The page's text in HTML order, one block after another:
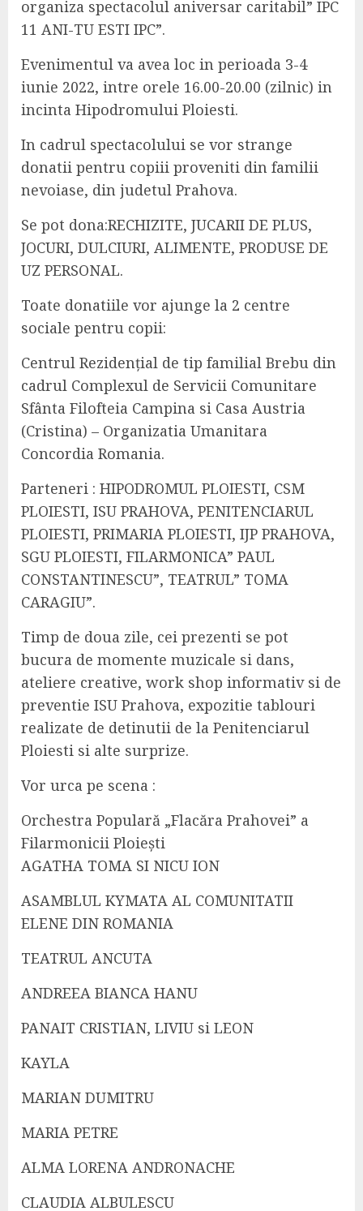
organiza spectacolul aniversar caritabil” IPC
11 ANI-TU ESTI IPC”.
Evenimentul va avea loc in perioada 3-4
iunie 2022, intre orele 16.00-20.00 (zilnic) in
incinta Hipodromului Ploiesti.
In cadrul spectacolului se vor strange
donatii pentru copiii proveniti din familii
nevoiase, din judetul Prahova.
Se pot dona:RECHIZITE, JUCARII DE PLUS,
JOCURI, DULCIURI, ALIMENTE, PRODUSE DE
UZ PERSONAL.
Toate donatiile vor ajunge la 2 centre
sociale pentru copii:
Centrul Rezidențial de tip familial Brebu din
cadrul Complexul de Servicii Comunitare
Sfânta Filofteia Campina si Casa Austria
(Cristina) – Organizatia Umanitara
Concordia Romania.
Parteneri : HIPODROMUL PLOIESTI, CSM
PLOIESTI, ISU PRAHOVA, PENITENCIARUL
PLOIESTI, PRIMARIA PLOIESTI, IJP PRAHOVA,
SGU PLOIESTI, FILARMONICA” PAUL
CONSTANTINESCU”, TEATRUL” TOMA
CARAGIU”.
Timp de doua zile, cei prezenti se pot
bucura de momente muzicale si dans,
ateliere creative, work shop informativ si de
preventie ISU Prahova, expozitie tablouri
realizate de detinutii de la Penitenciarul
Ploiesti si alte surprize.
Vor urca pe scena :
Orchestra Populară „Flacăra Prahovei” a
Filarmonicii Ploiești
AGATHA TOMA SI NICU ION
ASAMBLUL KYMATA AL COMUNITATII
ELENE DIN ROMANIA
TEATRUL ANCUTA
ANDREEA BIANCA HANU
PANAIT CRISTIAN, LIVIU si LEON
KAYLA
MARIAN DUMITRU
MARIA PETRE
ALMA LORENA ANDRONACHE
CLAUDIA ALBULESCU